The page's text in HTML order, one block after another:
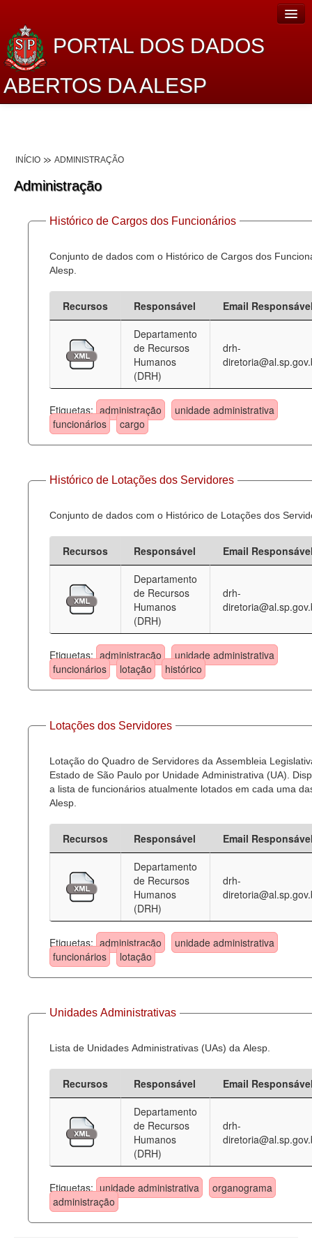
PORTAL DOS DADOS
ABERTOS DA ALESP
Dados Abertos Alesp
Lei de Acesso à Informação
Dados Governamentais Abertos
Planejamento
Catálogo de dados
Processo Legislativo
Administração
Legislação
Agenda
Perguntas frequentes
Contato
INÍCIO ADMINISTRAÇÃO
Administração
Histórico de Cargos dos Funcionários
Conjunto de dados com o Histórico de Cargos dos
Alesp.
Recursos Responsável
Email
Departamento
de Recursos
Humanos
(DRH)
drh-
Etiquetas: administração
unidade administrativa
funcionários
cargo
Histórico de Lotações dos Servidores
Conjunto de dados com o Histórico de Lotações dos
Recursos Responsável
Email
Departamento
de Recursos
Humanos
(DRH)
drh-
Etiquetas: administração
unidade administrativa
funcionários
lotação histórico
Lotações dos Servidores
Lotação do Quadro de Servidores da Assembleia
Estado de São Paulo por Unidade Administrativa (UA).
a lista de funcionários atualmente lotados em cada uma
Alesp.
Recursos Responsável
Email
Departamento
de Recursos
Humanos
(DRH)
drh-
Etiquetas: administração
unidade administrativa
funcionários
lotação
Unidades Administrativas
Lista de Unidades Administrativas (UAs) da Alesp.
Recursos Responsável
Email
Departamento
de Recursos
Humanos
(DRH)
drh-
Etiquetas: unidade administrativa
organograma
administração